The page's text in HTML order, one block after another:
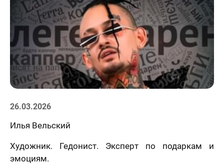
Статьи
26.03.2026
Илья Вельский
Художник. Гедонист. Эксперт по подаркам и
эмоциям.